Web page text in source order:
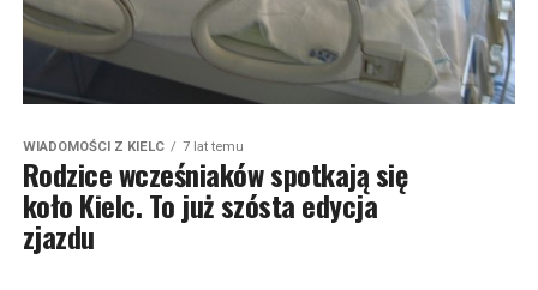
WIADOMOŚCI Z KIELC 7 lat temu
Rodzice wcześniaków spotkają się
koło Kielc. To już szósta edycja
zjazdu